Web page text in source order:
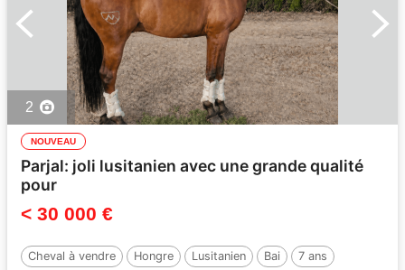
2
NOUVEAU
Parjal: joli lusitanien avec une grande qualité
pour
< 30 000 €
Cheval à vendre Hongre Lusitanien Bai 7 ans